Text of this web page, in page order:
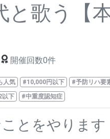
と歌う【
開催回数0件
人気 #10,000円以下 #予防リハ要
以下 #中重度認知症
とをやります